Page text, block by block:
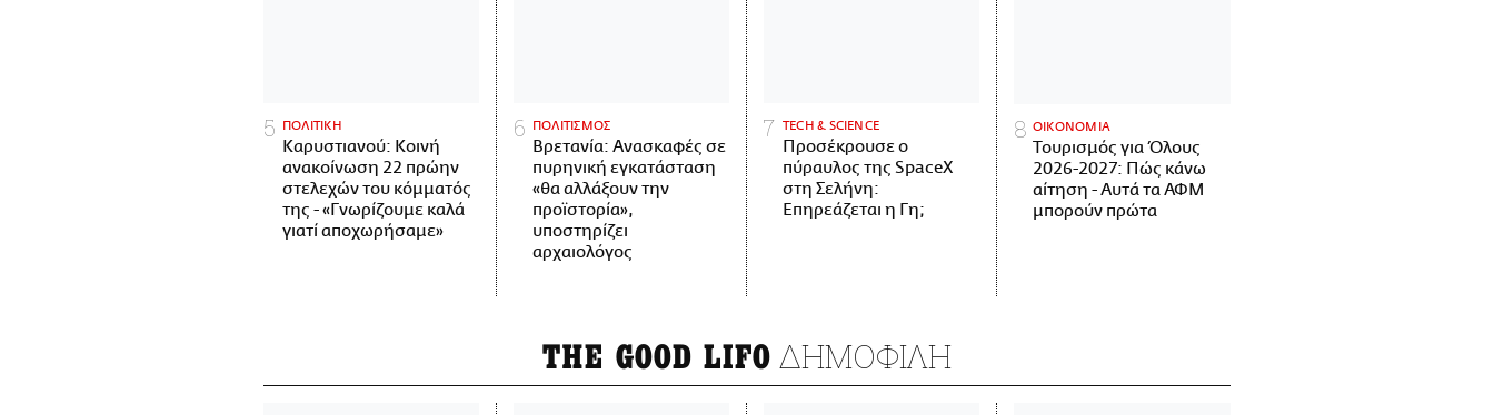
ΠΟΛΙΤΙΚΗ
Καρυστιανού: Κοινή
ανακοίνωση 22 πρώην
στελεχών του κόμματός
της - «Γνωρίζουμε καλά
γιατί αποχωρήσαμε»
ΠΟΛΙΤΙΣΜΟΣ
Βρετανία: Ανασκαφές σε
πυρηνική εγκατάσταση
«θα αλλάξουν την
προϊστορία»,
υποστηρίζει
αρχαιολόγος
ΤECH & SCIENCE
Προσέκρουσε ο
πύραυλος της SpaceX
στη Σελήνη:
Επηρεάζεται η Γη;
ΟΙΚΟΝΟΜΙΑ
Τουρισμός για Όλους
2026-2027: Πώς κάνω
αίτηση - Αυτά τα ΑΦΜ
μπορούν πρώτα
THE GOOD LIFO ΔΗΜΟΦΙΛΗ